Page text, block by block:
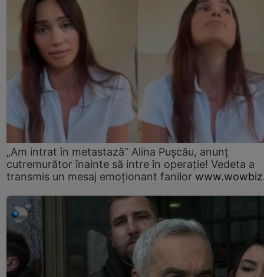
„Am intrat în metastază” Alina Pușcău, anunț
cutremurător înainte să intre în operație! Vedeta a
transmis un mesaj emoționant fanilor